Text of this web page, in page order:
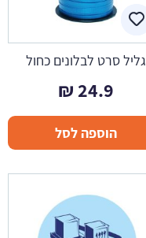
גליל סרט לבלונים כחול
24.9
₪
הוספה לסל